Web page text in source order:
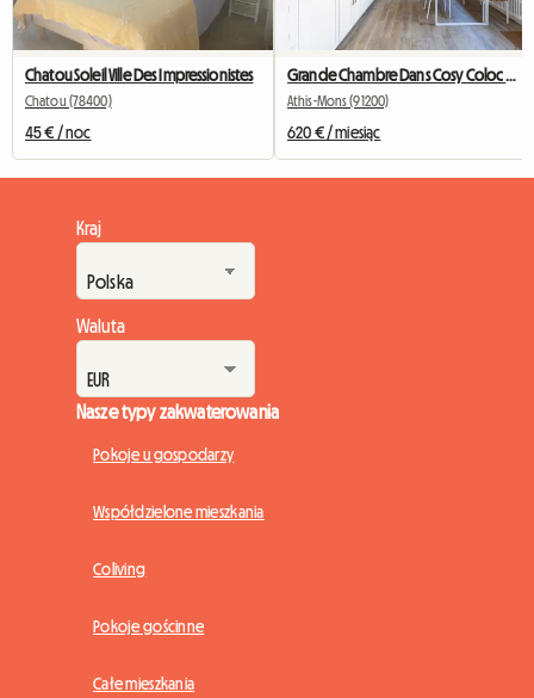
Chatou Soleil Ville Des Impressionistes
Chatou (78400)
45 € / noc
Athis-Mons (91200)
620 € / miesiąc
Kraj
Waluta
Nasze typy zakwaterowania
Pokoje u gospodarzy
Współdzielone mieszkania
Coliving
Pokoje gościnne
Całe mieszkania